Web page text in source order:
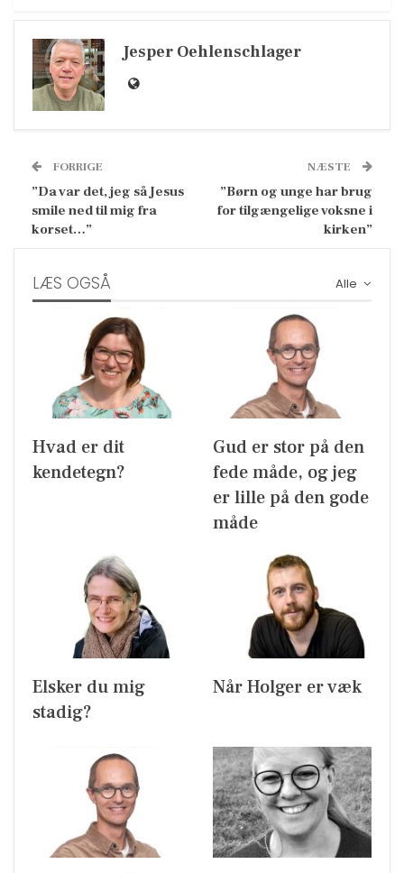
Jesper Oehlenschlager
FORRIGE
”Da var det, jeg så Jesus
smile ned til mig fra
korset…”
NÆSTE
”Børn og unge har brug
for tilgængelige voksne i
kirken”
Alle
LÆS OGSÅ
Hvad er dit
kendetegn?
Gud er stor på den
fede måde, og jeg
er lille på den gode
måde
Elsker du mig
stadig?
Når Holger er væk